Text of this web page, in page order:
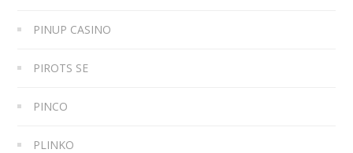
PINUP CASINO
PIROTS SE
PINCO
PLINKO